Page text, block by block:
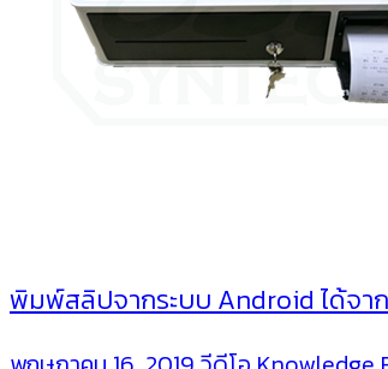
พิมพ์สลิปจากระบบ Android ได้จา